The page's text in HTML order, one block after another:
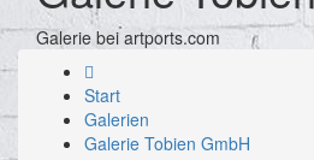
Galerie bei artports.com
Start
Galerien
Galerie Tobien GmbH